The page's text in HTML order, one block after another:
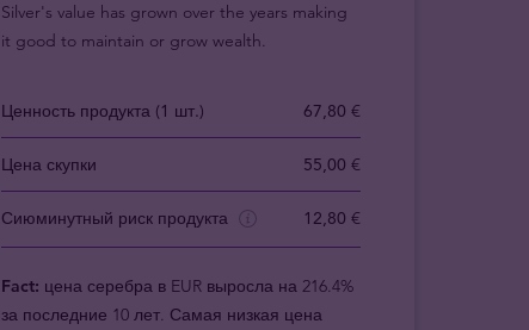
Silver's value has grown over the years making
it good to maintain or grow wealth.
Ценность продукта (1 шт.) 67,80 €
Цена скупки 55,00 €
Сиюминутный риск продукта 12,80 €
Fact: цена серебра в EUR выросла на 216.4%
за последние 10 лет. Самая низкая цена